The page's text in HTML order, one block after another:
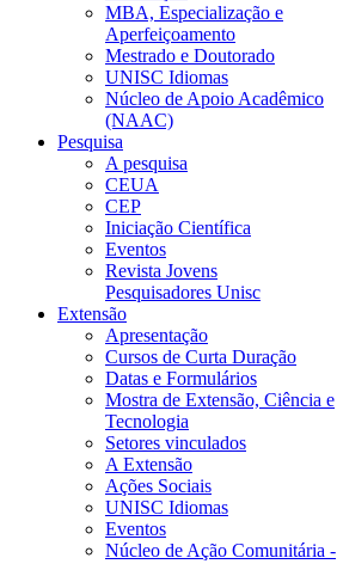
MBA, Especialização e
Aperfeiçoamento
Mestrado e Doutorado
UNISC Idiomas
Núcleo de Apoio Acadêmico
(NAAC)
Pesquisa
A pesquisa
CEUA
CEP
Iniciação Científica
Eventos
Revista Jovens
Pesquisadores Unisc
Extensão
Apresentação
Cursos de Curta Duração
Datas e Formulários
Mostra de Extensão, Ciência e
Tecnologia
Setores vinculados
A Extensão
Ações Sociais
UNISC Idiomas
Eventos
Núcleo de Ação Comunitária -